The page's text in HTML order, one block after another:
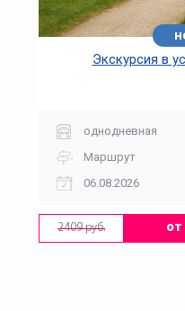
Экскурсия в
однодневная
Маршрут
06.08.2026
2409 руб. от